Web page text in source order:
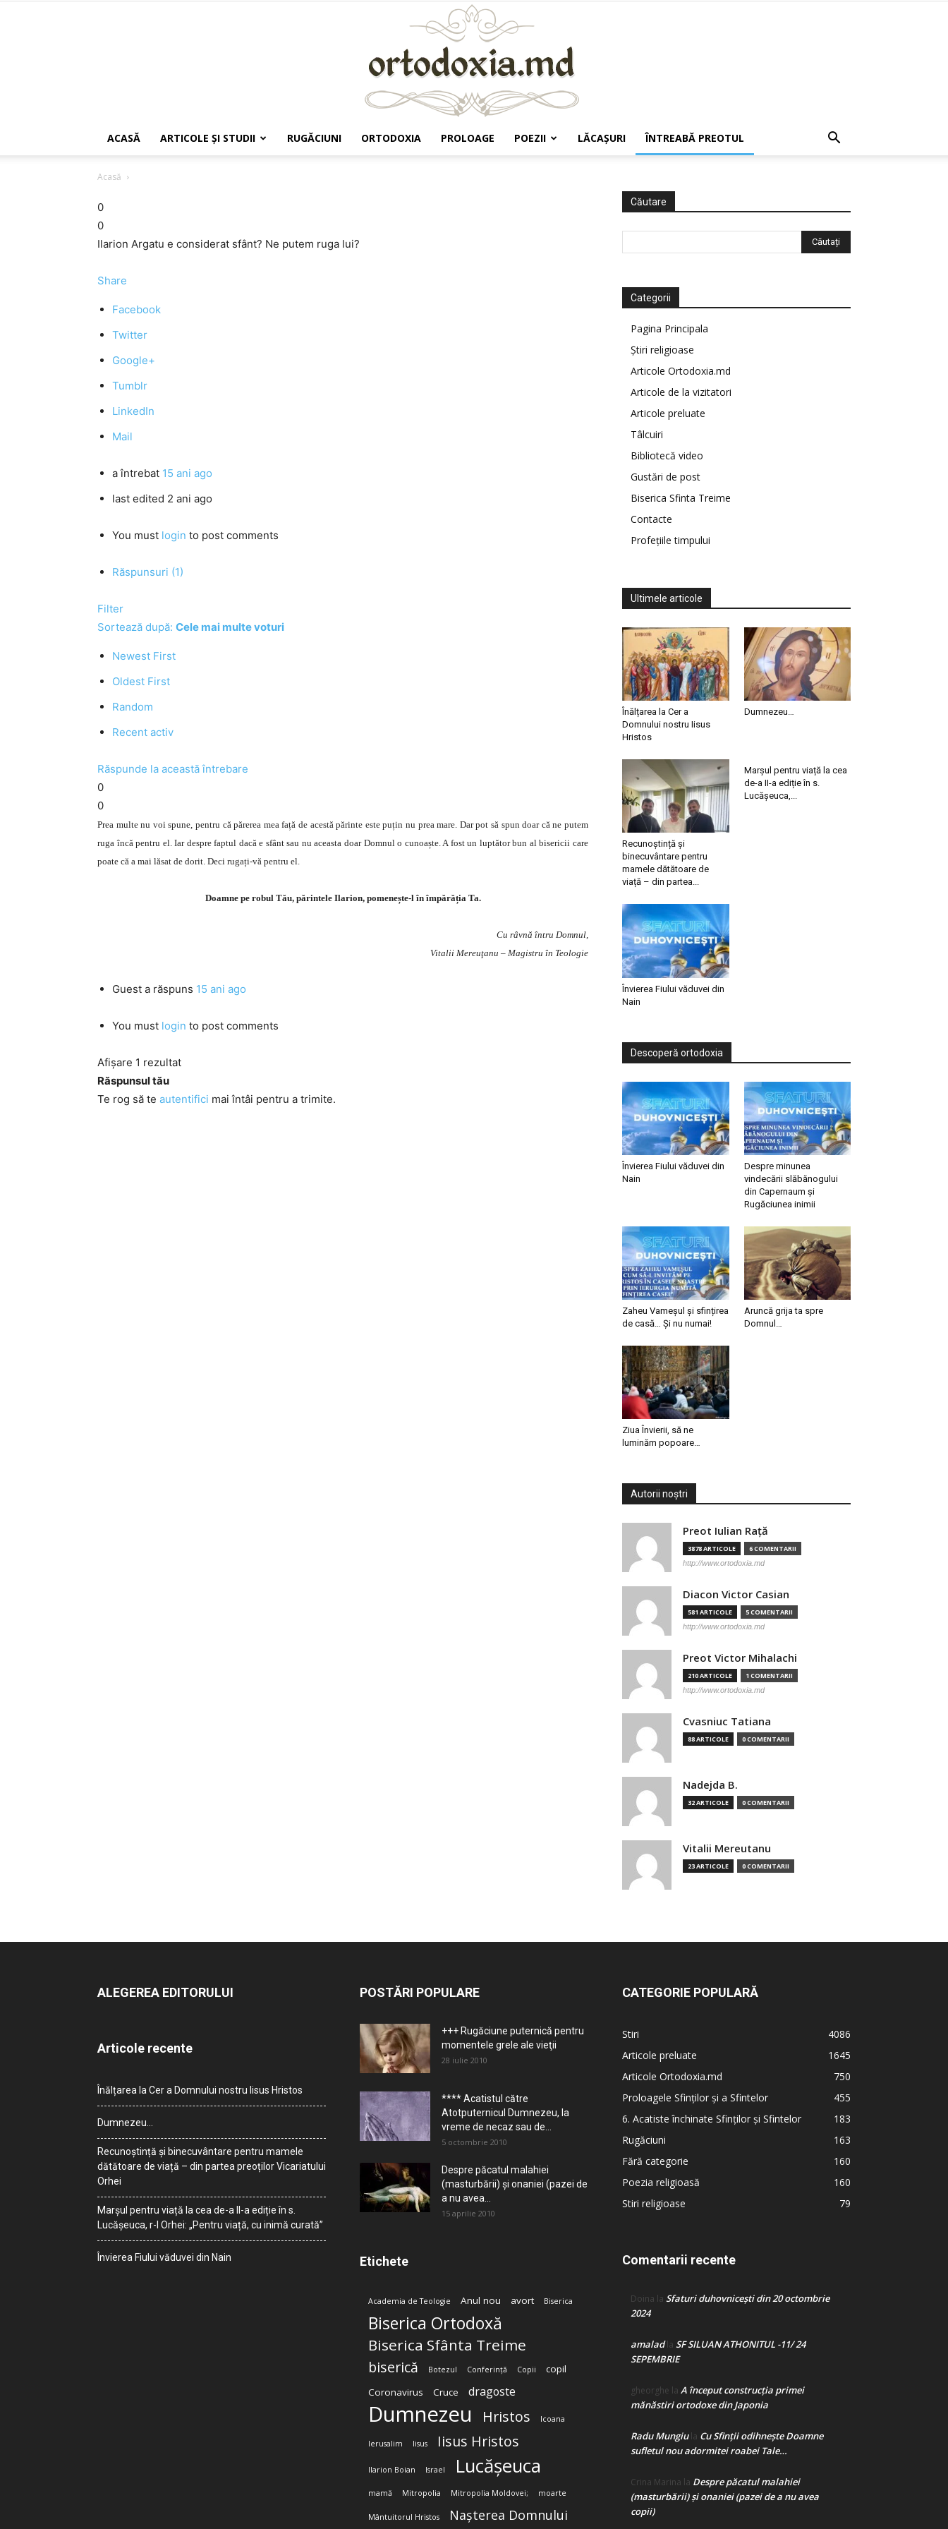
ACASĂ ARTICOLE ŞI STUDII RUGĂCIUNI ORTODOXIA PROLOAGE POEZII LĂCAŞURI ÎNTREABĂ PREOTUL
Acasă
0
0
Ilarion Argatu e considerat sfânt? Ne putem ruga lui?
Share
Facebook
Twitter
Google+
Tumblr
LinkedIn
Mail
a întrebat 15 ani ago
last edited 2 ani ago
You must login to post comments
Răspunsuri (1)
Filter
Sortează după: Cele mai multe voturi
Newest First
Oldest First
Random
Recent activ
Răspunde la această întrebare
0
0
Prea multe nu voi spune, pentru că părerea mea față de acestă părinte este puțin nu prea mare. Dar pot să spun doar că ne putem
ruga încă pentru el. Iar despre faptul dacă e sfânt sau nu aceasta doar Domnul o cunoaște. A fost un luptător bun al bisericii care
poate că a mai lăsat de dorit. Deci rugați-vă pentru el.
Doamne pe robul Tău, părintele Ilarion, pomenește-l în împărăția Ta.
Cu râvnă întru Domnul,
Vitalii Mereuţanu – Magistru în Teologie
Guest a răspuns 15 ani ago
You must login to post comments
Afișare 1 rezultat
Răspunsul tău
Te rog să te autentifici mai întâi pentru a trimite.
Căutare
Categorii
Pagina Principala
Știri religioase
Articole Ortodoxia.md
Articole de la vizitatori
Articole preluate
Tâlcuiri
Bibliotecă video
Gustări de post
Biserica Sfinta Treime
Contacte
Profețiile timpului
Ultimele articole
Înălțarea la Cer a
Domnului nostru Iisus
Hristos
Dumnezeu…
Recunoștință și
binecuvântare pentru
mamele dătătoare de
viață – din partea...
Marșul pentru viață la cea
de-a II-a ediție în s.
Lucășeuca,...
Învierea Fiului văduvei din
Nain
Descoperă ortodoxia
Învierea Fiului văduvei din
Nain
Despre minunea
vindecării slăbănogului
din Capernaum și
Rugăciunea inimii
Zaheu Vameșul și sfințirea
de casă… Și nu numai!
Aruncă grija ta spre
Domnul…
Ziua Învierii, să ne
luminăm popoare…
Autorii noștri
Preot Iulian Raţă
3878 ARTICOLE 6 COMENTARII
http://www.ortodoxia.md
Diacon Victor Casian
581 ARTICOLE 5 COMENTARII
http://www.ortodoxia.md
Preot Victor Mihalachi
210 ARTICOLE 1 COMENTARII
http://www.ortodoxia.md
Cvasniuc Tatiana
88 ARTICOLE 0 COMENTARII
Nadejda B.
32 ARTICOLE 0 COMENTARII
Vitalii Mereutanu
23 ARTICOLE 0 COMENTARII
ALEGEREA EDITORULUI
Articole recente
Înălțarea la Cer a Domnului nostru Iisus Hristos
Dumnezeu…
Recunoștință și binecuvântare pentru mamele
dătătoare de viață – din partea preoților Vicariatului
Orhei
Marșul pentru viață la cea de-a II-a ediție în s.
Lucășeuca, r-l Orhei: „Pentru viață, cu inimă curată”
Învierea Fiului văduvei din Nain
POSTĂRI POPULARE
+++ Rugăciune puternică pentru
momentele grele ale vieţii
28 iulie 2010
**** Acatistul către
Atotputernicul Dumnezeu, la
vreme de necaz sau de...
5 octombrie 2010
Despre păcatul malahiei
(masturbării) şi onaniei (pazei de
a nu avea...
15 aprilie 2010
Etichete
Academia de Teologie Anul nou avort Biserica
Biserica Ortodoxă
Biserica Sfânta Treime
biserică Botezul Conferință Copii
copil
Coronavirus
Cruce dragoste
Dumnezeu Hristos Icoana
Ierusalim Iisus Iisus Hristos
Ilarion Boian Israel Lucășeuca
mamă Mitropolia Mitropolia Moldovei; moarte
Mântuitorul Hristos Nașterea Domnului
CATEGORIE POPULARĂ
Stiri
4086
Articole preluate
1645
Articole Ortodoxia.md
750
Proloagele Sfinților și a Sfintelor
455
6. Acatiste închinate Sfinților și Sfintelor
183
Rugăciuni
163
Fără categorie
160
Poezia religioasă
160
Stiri religioase
79
Comentarii recente
Doina la Sfaturi duhovnicești din 20 octombrie
2024
amaladla SF SILUAN ATHONITUL -11/ 24
SEPEMBRIE
gheorghe la A început construcţia primei
mănăstiri ortodoxe din Japonia
Radu Mungiula Cu Sfinții odihnește Doamne
sufletul nou adormitei roabei Tale…
Crina Marina la Despre păcatul malahiei
(masturbării) şi onaniei (pazei de a nu avea
copii)